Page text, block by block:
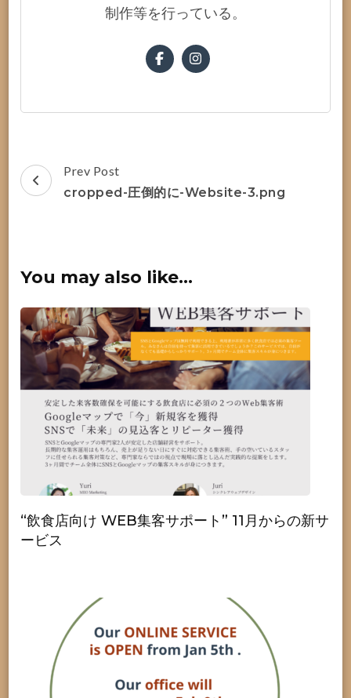
制作等を行っている。
Post
Navigation
Prev Post
cropped-圧倒的に-Website-3.png
You may also like...
“飲食店向け WEB集客サポート” 11月からの新サ
ービス